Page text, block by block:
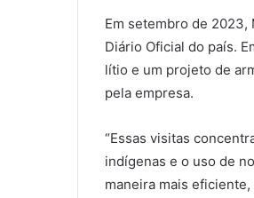
Em setembro de 2023,
Diário Oficial do país.
lítio e um projeto de
pela empresa.
“Essas visitas
indígenas e o uso de
maneira mais